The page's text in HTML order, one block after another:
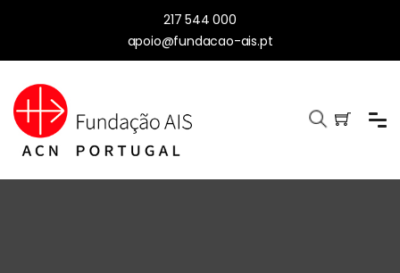
217 544 000
apoio@fundacao-ais.pt